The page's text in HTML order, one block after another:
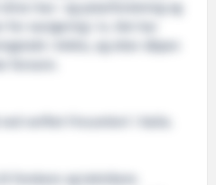
hav- og polarforskning og
for navigering i is. Det har
i Arktis, og etter dåpen
verftet Fincantieri i Italia.
forskere og teknikere.